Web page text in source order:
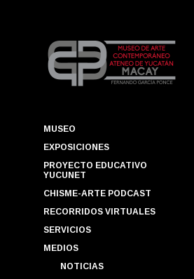
MUSEO
EXPOSICIONES
PROYECTO EDUCATIVO
YUCUNET
CHISME-ARTE PODCAST
RECORRIDOS VIRTUALES
SERVICIOS
MEDIOS
NOTICIAS